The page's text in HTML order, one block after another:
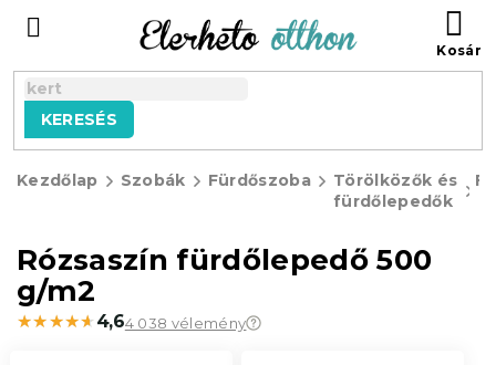
tartalomhoz
KERESÉS
Kezdőlap Szobák Fürdőszoba
Törölközők és
fürdőlepedők
Rózsaszín fürdőlepedő 500
g/m2
★★★★★
★★★★★ 4,64 038 vélemény